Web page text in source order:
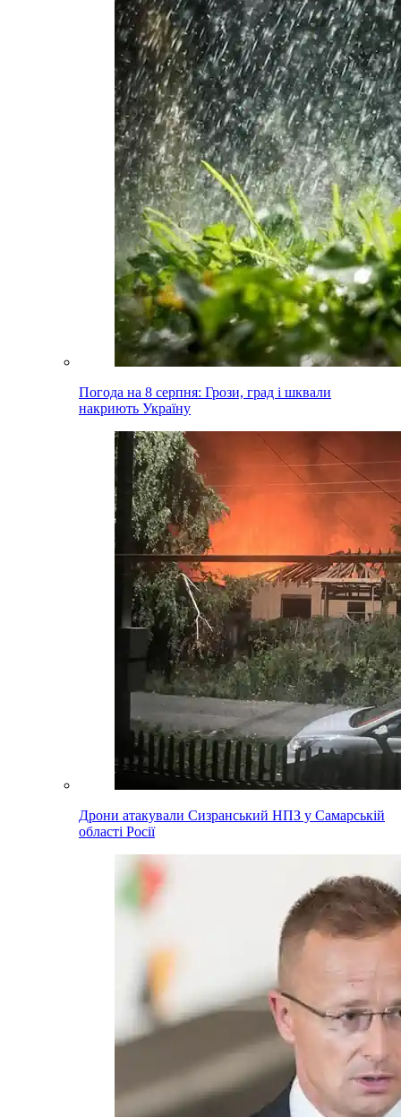
Погода на 8 серпня: Грози, град і шквали
накриють Україну
Дрони атакували Сизранський НПЗ у Самарській
області Росії